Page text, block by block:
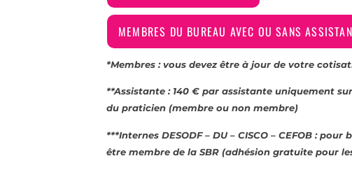
MEMBRES DU BUREAU AVEC OU SANS
*Membres : vous devez être à jour de votre
**Assistante : 140 € par assistante uniquement
du praticien (membre ou non membre)
***Internes DESODF – DU – CISCO – CEFOB :
être membre de la SBR (adhésion gratuite pour